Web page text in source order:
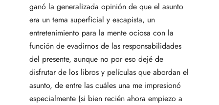
ganó la generalizada opinión de que el asunto
era un tema superficial y escapista, un
entretenimiento para la mente ociosa con la
función de evadirnos de las responsabilidades
del presente, aunque no por eso dejé de
disfrutar de los libros y películas que abordan el
asunto, de entre las cuáles una me impresionó
especialmente (si bien recién ahora empiezo a